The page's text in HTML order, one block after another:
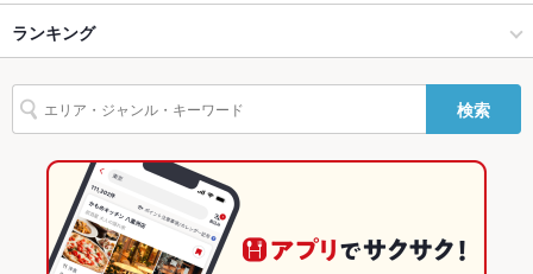
駐車場
その他設備 －
その他
飲み放題 あり
食べ放題 なし
カクテル充実、焼酎充実、日本酒充実、ワイン充実
三重県その他 × 居酒屋
三重県その他 × 洋・和洋・各国料理・その他
三重県その他 × 創作
名張駅 × 居酒屋
名張駅 × 洋・和洋・各国料理・その他
名張 × 洋・和洋・各国料理・その他
名張 × 創作
三重
三重 × 居酒屋
三重 × 洋・和洋・各国料理・その他
卵焼き からあげ
シーフード パスタ ピザ アヒージョ
ランキング
三重のグルメランキング
三重の居酒屋ランキング
三重県その他のグルメランキング
三重県その他の居酒屋ランキング
検索